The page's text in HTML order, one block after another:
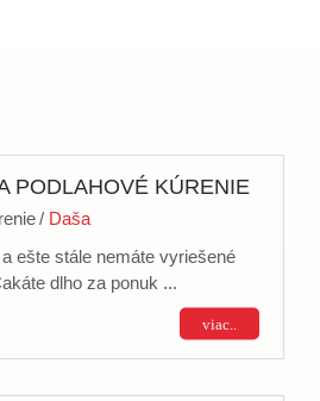
PODLAHOVÉ KÚRENIE
/ Daša
ešte stále nemáte vyriešené
dlho za ponuk ...
viac..